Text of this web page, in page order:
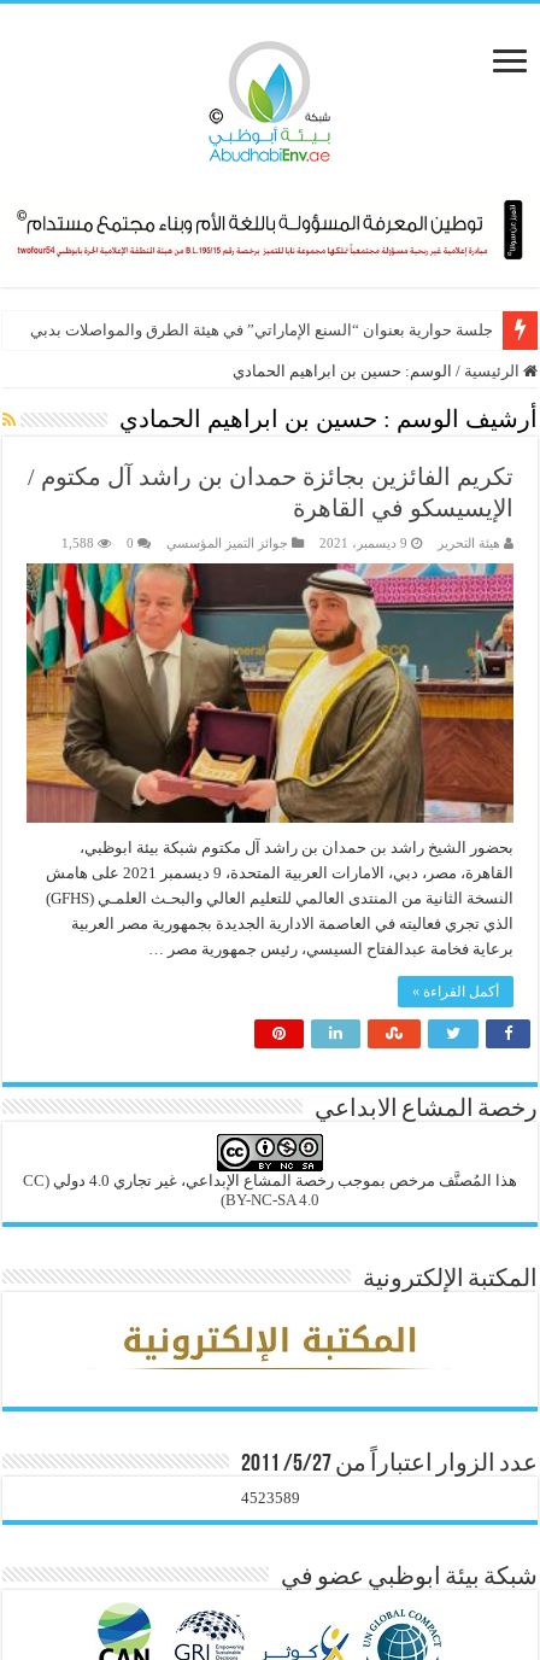
جلسة حوارية بعنوان “السنع الإماراتي” في هيئة الطرق والمواصلات بدبي
الرئيسية / الوسم: حسين بن ابراهيم الحمادي
أرشيف الوسم : حسين بن ابراهيم الحمادي
تكريم الفائزين بجائزة حمدان بن راشد آل مكتوم /
الإيسيسكو في القاهرة
هيئة التحرير 9 ديسمبر، 2021 جوائز التميز المؤسسي 0
1,588
بحضور الشيخ راشد بن حمدان بن راشد آل مكتوم شبكة بيئة ابوظبي،
القاهرة، مصر، دبي، الامارات العربية المتحدة، 9 ديسمبر 2021 على هامش
النسخة الثانية من المنتدى العالمي للتعليم العالي والبحـث العلمـي (GFHS)
الذي تجري فعاليته في العاصمة الادارية الجديدة بجمهورية مصر العربية
برعاية فخامة عبدالفتاح السيسي، رئيس جمهورية مصر …
أكمل القراءة »
رخصة المشاع الابداعي
هذا المُصنَّف مرخص بموجب رخصة المشاع الإبداعي، غير تجاري 4.0 دولي
(CC
BY-NC-SA 4.0)
المكتبة الإلكترونية
عدد الزوار اعتباراً من 5/27/ 2011
4523589
شبكة بيئة ابوظبي عضو في